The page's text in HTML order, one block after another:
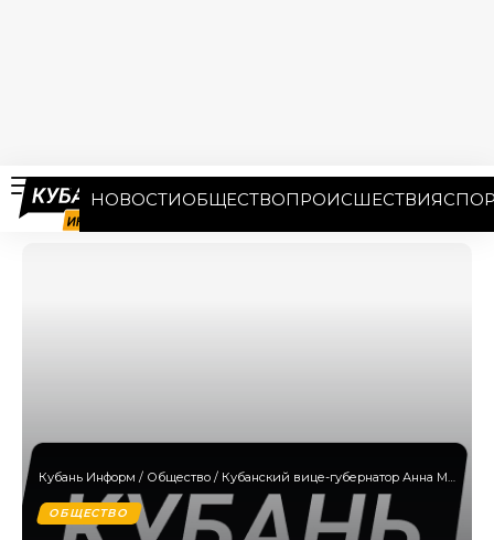
НОВОСТИОБЩЕСТВОПРОИСШЕСТВИЯ
Кубань Информ / Общество / Кубанский вице-губернатор Анна Минькова стала фигуранткой доследственной проверки СК
ОБЩЕСТВО